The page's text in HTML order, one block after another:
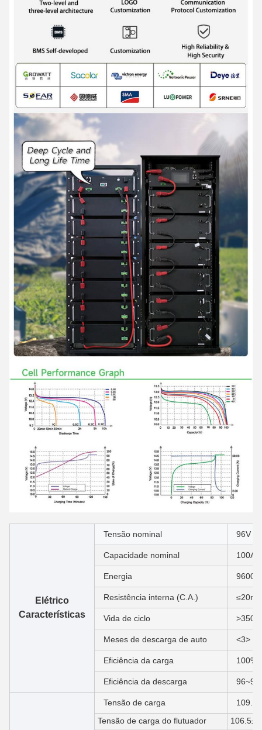
Elétrico
Características
Tensão nominal 96V
Capacidade nominal 100Ah
Energia
Resistência interna (C.A.)
Vida de ciclo >3500
Meses de descarga de auto <3>
Eficiência da carga 100%
Eficiência da descarga
Tensão de carga
Tensão de carga do flutuador